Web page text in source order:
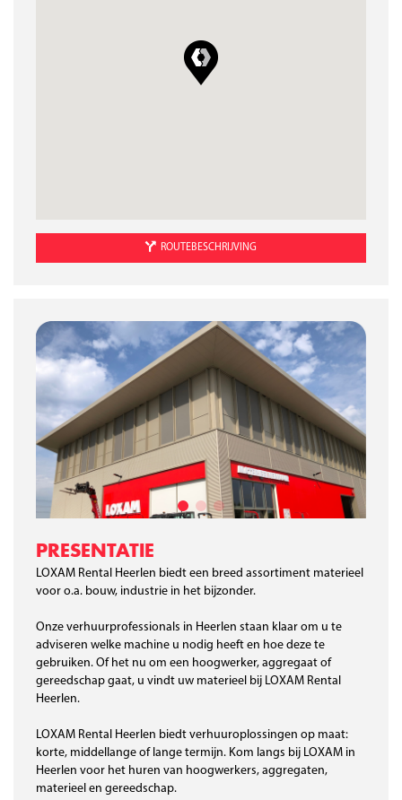
ROUTEBESCHRIJVING
PRESENTATIE
LOXAM Rental Heerlen biedt een breed assortiment materieel
voor o.a. bouw, industrie in het bijzonder.
Onze verhuurprofessionals in Heerlen staan klaar om u te
adviseren welke machine u nodig heeft en hoe deze te
gebruiken. Of het nu om een hoogwerker, aggregaat of
gereedschap gaat, u vindt uw materieel bij LOXAM Rental
Heerlen.
LOXAM Rental Heerlen biedt verhuuroplossingen op maat:
korte, middellange of lange termijn. Kom langs bij LOXAM in
Heerlen voor het huren van hoogwerkers, aggregaten,
materieel en gereedschap.